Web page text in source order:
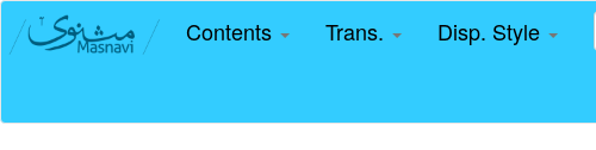
Contents Trans. Disp. Style